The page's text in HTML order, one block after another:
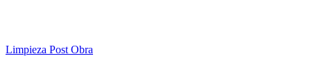
Limpieza Post Obra